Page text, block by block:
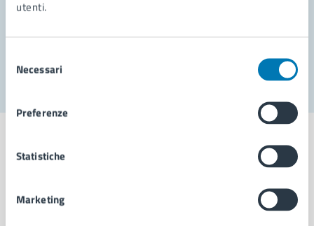
utenti.
delNecessari
Preferenze
Statistiche
Marketing